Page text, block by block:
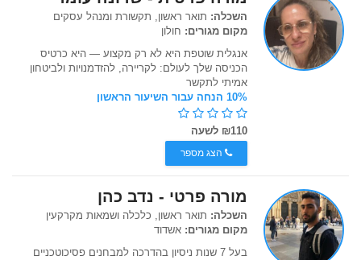
השכלה: תואר ראשון, תקשורת ומנהל עסקים
מקום מגורים: חולון
אנגלית שוטפת היא לא רק מקצוע — היא כרטיס
הכניסה שלך לעולם: לקריירה, להזדמנויות ולביטחון
אמיתי לתקשר
10% הנחה עבור השיעור הראשון
₪110 לשעה
הצג מספר
מורה פרטי - נדב כהן
השכלה: תואר ראשון, כלכלה ושמאות מקרקעין
מקום מגורים: אשדוד
בעל 7 שנות ניסיון בהדרכה למבחנים פסיכוטכניים